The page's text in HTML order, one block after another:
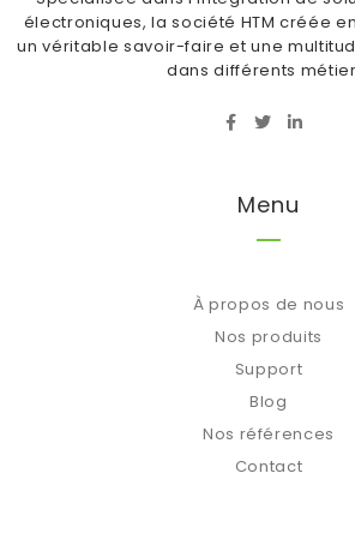
électroniques, la société HTM créée
un véritable savoir-faire et une
dans différents
Menu
À propos de nous
Nos produits
Support
Blog
Nos références
Contact